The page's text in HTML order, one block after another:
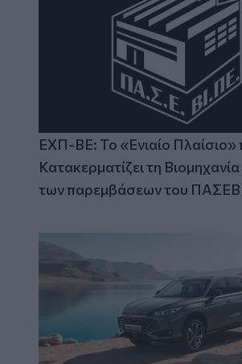
ΕΧΠ-ΒΕ: Το «Ενιαίο Πλαίσιο»
Κατακερματίζει τη
των παρεμβάσεων του